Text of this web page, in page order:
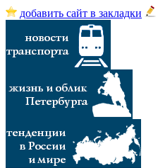
добавить сайт в закладки